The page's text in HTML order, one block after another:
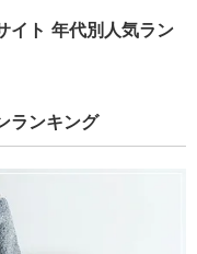
イト 年代別人気ラン
ランキング